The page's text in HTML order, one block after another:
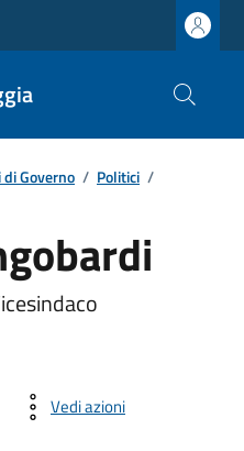
di Governo / Politici /
Vedi azioni